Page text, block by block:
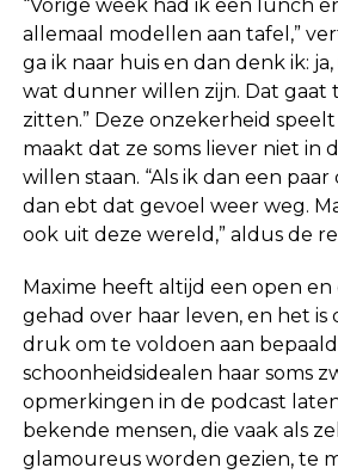
“Vorige week had ik een lunch
allemaal modellen aan tafel,”
ga ik naar huis en dan denk ik:
wat dunner willen zijn. Dat gaat
zitten.” Deze onzekerheid
maakt dat ze soms liever niet in
willen staan. “Als ik dan een
dan ebt dat gevoel weer weg.
ook uit deze wereld,” aldus de
Maxime heeft altijd een open
gehad over haar leven, en het is
druk om te voldoen aan
schoonheidsidealen haar soms
opmerkingen in de podcast
bekende mensen, die vaak als
glamoureus worden gezien, te